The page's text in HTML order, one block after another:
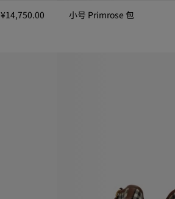
¥14,750.00
小号 Primrose 包